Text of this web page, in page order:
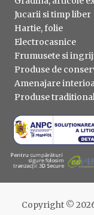
Jucarii si timp liber
Hartie, folie
Electrocasnice
Frumusete si
Produse de
Amenajare
Produse
Copyright ©